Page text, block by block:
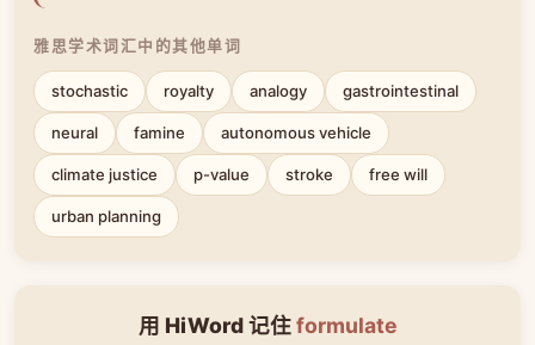
雅思学术词汇中的其他单词
stochastic royalty analogy gastrointestinal
neural famine autonomous vehicle
climate justice p-value stroke free will
urban planning
用 HiWord 记住formulate